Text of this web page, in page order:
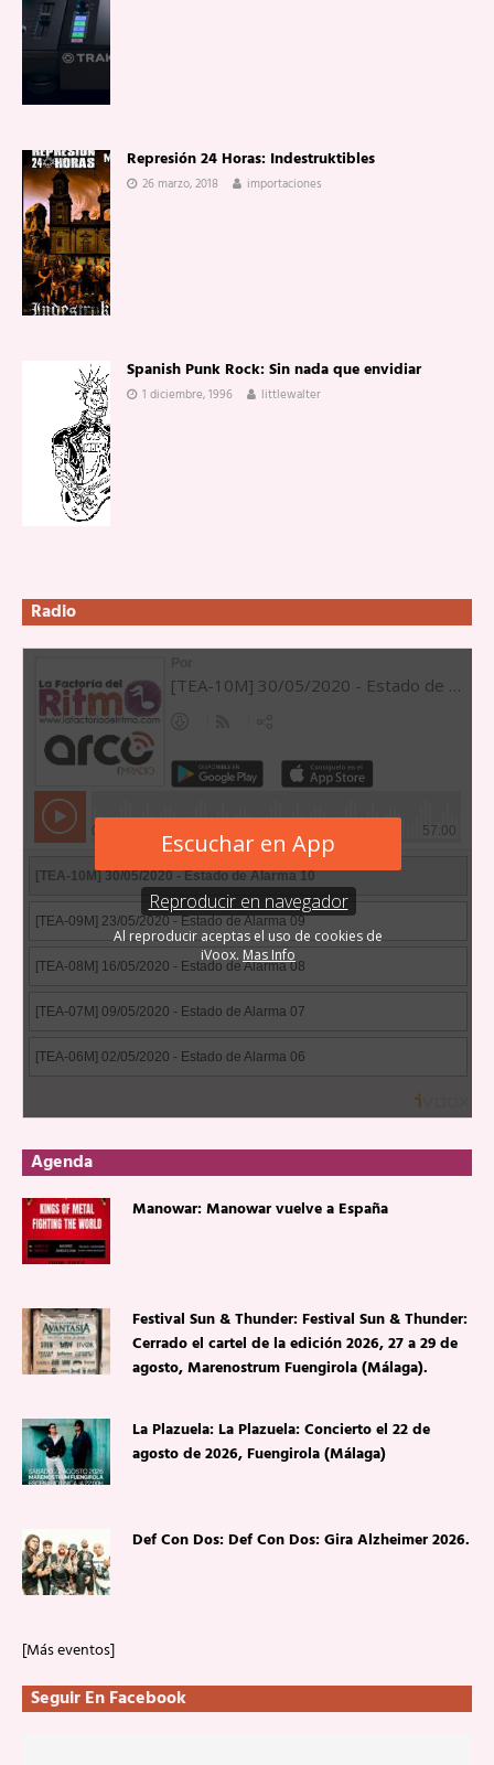
Represión 24 Horas: Indestruktibles
26 marzo, 2018 importaciones
Spanish Punk Rock: Sin nada que envidiar
1 diciembre, 1996 littlewalter
Radio
Agenda
Manowar: Manowar vuelve a España
Festival Sun & Thunder: Festival Sun & Thunder:
Cerrado el cartel de la edición 2026, 27 a 29 de
agosto, Marenostrum Fuengirola (Málaga).
La Plazuela: La Plazuela: Concierto el 22 de
agosto de 2026, Fuengirola (Málaga)
Def Con Dos: Def Con Dos: Gira Alzheimer 2026.
[Más eventos]
Seguir En Facebook